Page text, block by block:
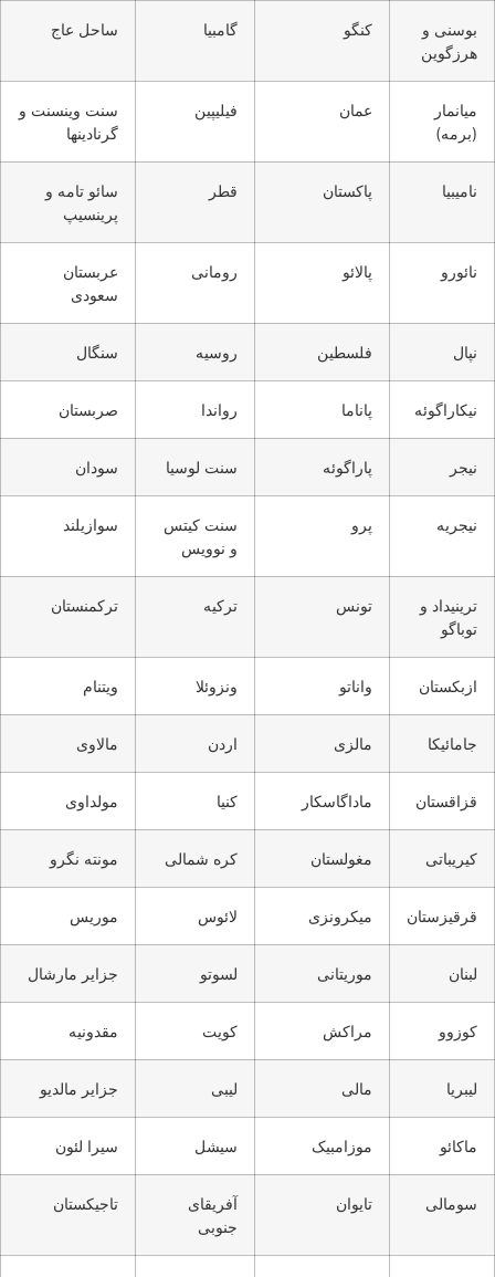
بوسنی و
هرزگوین
کنگو گامبیا ساحل عاج
میانمار
(برمه)
عمان فیلیپین
سنت وینسنت و
گرنادینها
ناميبيا پاکستان قطر
سائو تامه و
پرینسیپ
نائورو پالائو رومانی
عربستان
سعودی
نپال فلسطین روسیه سنگال
نیکاراگوئه پاناما رواندا صربستان
نیجر پاراگوئه سنت لوسیا سودان
نیجریه پرو
سنت کیتس
و نوویس
سوازیلند
ترینیداد و
توباگو
تونس ترکیه ترکمنستان
ازبکستان واناتو ونزوئلا ویتنام
جامائیکا مالزی اردن مالاوی
قزاقستان ماداگاسکار کنیا مولداوی
کیریباتی مغولستان کره شمالی مونته نگرو
قرقیزستان میکرونزی لائوس موریس
لبنان موریتانی لسوتو جزایر مارشال
کوزوو مراکش کویت مقدونیه
لیبریا مالی لیبی جزایر مالدیو
ماکائو موزامبیک سیشل سیرا لئون
سومالی تایوان
آفریقای
جنوبی
تاجیکستان